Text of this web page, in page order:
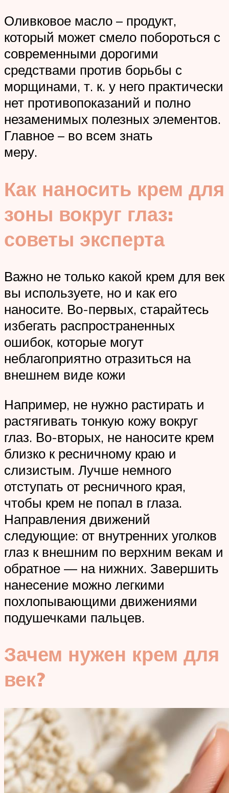
Оливковое масло – продукт,
который может смело побороться с
современными дорогими
средствами против борьбы с
морщинами, т. к. у него практически
нет противопоказаний и полно
незаменимых полезных элементов.
Главное – во всем знать
меру.
Как наносить крем для
зоны вокруг глаз:
советы эксперта
Важно не только какой крем для век
вы используете, но и как его
наносите. Во-первых, старайтесь
избегать распространенных
ошибок, которые могут
неблагоприятно отразиться на
внешнем виде кожи
Например, не нужно растирать и
растягивать тонкую кожу вокруг
глаз. Во-вторых, не наносите крем
близко к ресничному краю и
слизистым. Лучше немного
отступать от ресничного края,
чтобы крем не попал в глаза.
Направления движений
следующие: от внутренних уголков
глаз к внешним по верхним векам и
обратное — на нижних. Завершить
нанесение можно легкими
похлопывающими движениями
подушечками пальцев.
Зачем нужен крем для
век?